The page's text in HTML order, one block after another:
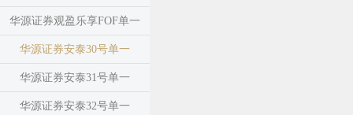
华源证券观盈乐享FOF单一
华源证券安泰30号单一
华源证券安泰31号单一
华源证券安泰32号单一